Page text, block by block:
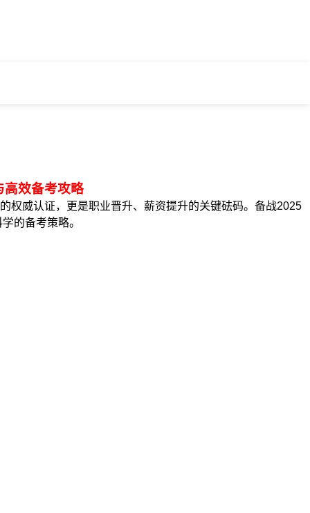
高效备考攻略
权威认证，更是职业晋升、薪资提升的关键砝码。备战2025
的备考策略。